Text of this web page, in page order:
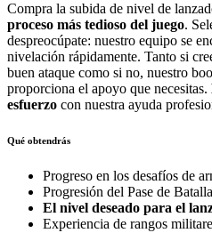
Compra la subida de nivel de
proceso más tedioso del juego.
despreocúpate: nuestro equipo se
nivelación rápidamente. Tanto si
buen ataque como si no, nuestro
proporciona el apoyo que necesitas.
esfuerzo con nuestra ayuda
Qué obtendrás
Progreso en los desafíos de
Progresión del Pase de
El nivel deseado para el
Experiencia de rangos